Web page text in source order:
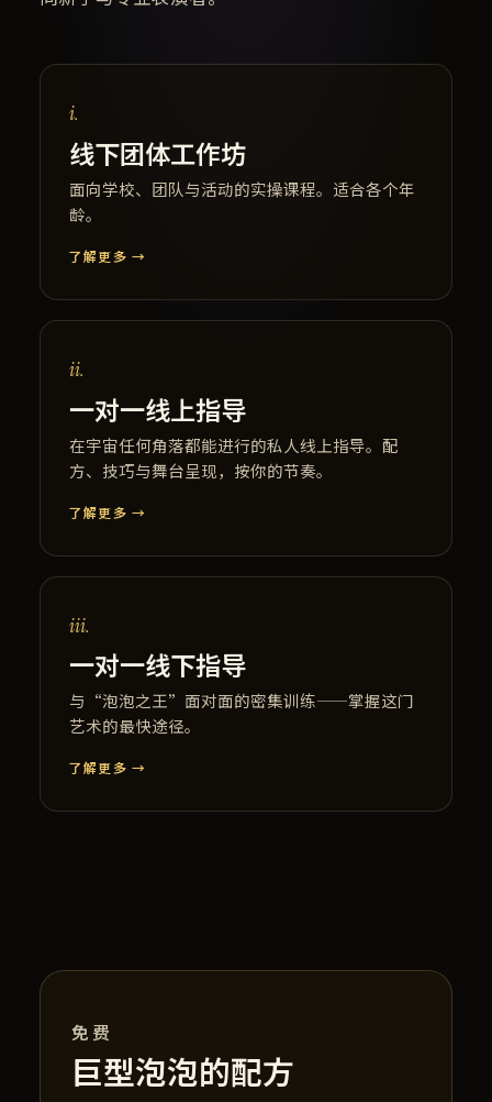
i.
线下团体工作坊
面向学校、团队与活动的实操课程。适合各个年
龄。
了解更多 →
ii.
一对一线上指导
在宇宙任何角落都能进行的私人线上指导。配
方、技巧与舞台呈现，按你的节奏。
了解更多 →
iii.
一对一线下指导
与“泡泡之王”面对面的密集训练——掌握这门
艺术的最快途径。
了解更多 →
免费
巨型泡泡的配方